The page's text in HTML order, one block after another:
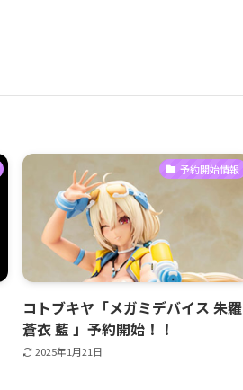
予約開始情報
コトブキヤ「メガミデバイス 朱羅
蒼衣 藍 」予約開始！！
2025年1月21日